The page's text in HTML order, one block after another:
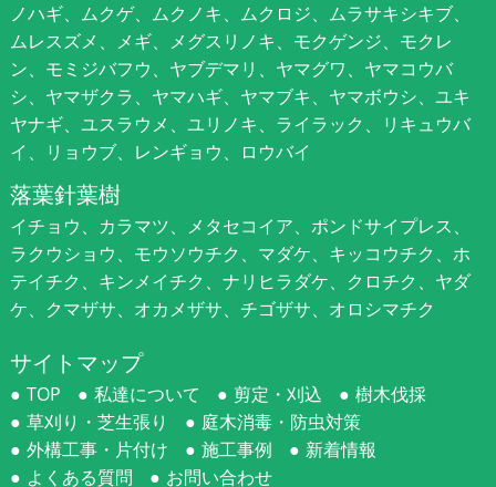
ノハギ、ムクゲ、ムクノキ、ムクロジ、ムラサキシキブ、
ムレスズメ、メギ、メグスリノキ、モクゲンジ、モクレ
ン、モミジバフウ、ヤブデマリ、ヤマグワ、ヤマコウバ
シ、ヤマザクラ、ヤマハギ、ヤマブキ、ヤマボウシ、ユキ
ヤナギ、ユスラウメ、ユリノキ、ライラック、リキュウバ
イ、リョウブ、レンギョウ、ロウバイ
落葉針葉樹
イチョウ、カラマツ、メタセコイア、ポンドサイプレス、
ラクウショウ、モウソウチク、マダケ、キッコウチク、ホ
テイチク、キンメイチク、ナリヒラダケ、クロチク、ヤダ
ケ、クマザサ、オカメザサ、チゴザサ、オロシマチク
サイトマップ
TOP 私達について 剪定・刈込
樹木伐採
草刈り・芝生張り
庭木消毒・防虫対策
外構工事・片付け
施工事例
新着情報
よくある質問
お問い合わせ